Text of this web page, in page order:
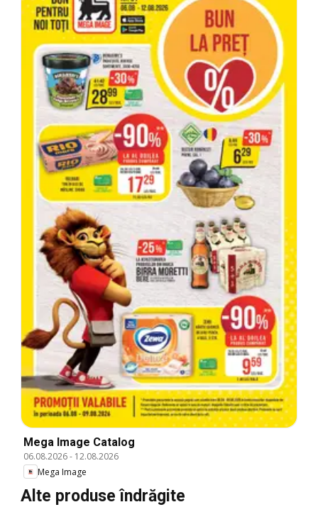
Mega Image Catalog
06.08.2026- 12.08.2026
Mega Image
Alte produse îndrăgite